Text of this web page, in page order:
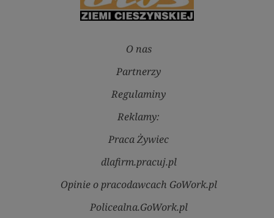
O nas
Partnerzy
Regulaminy
Reklamy:
Praca Żywiec
dlafirm.pracuj.pl
Opinie o pracodawcach GoWork.pl
Policealna.GoWork.pl